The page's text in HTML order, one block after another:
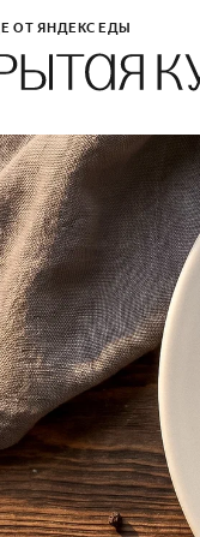
ОТ ЯНДЕКС ЕДЫ